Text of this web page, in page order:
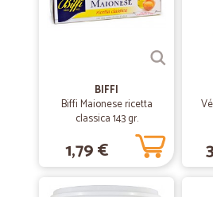
BIFFI
Biffi Maionese ricetta
classica 143 gr.
1,79 €